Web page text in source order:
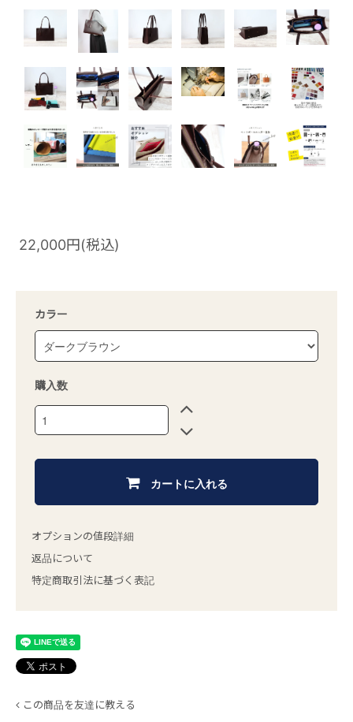
22,000円(税込)
カラー
購入数
カートに入れる
オプションの値段詳細
返品について
特定商取引法に基づく表記
この商品を友達に教える